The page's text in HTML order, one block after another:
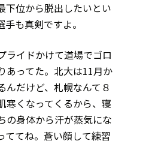
下位から脱出したいとい
も真剣ですよ。
ライドかけて道場でゴロ
あってた。北大は11月か
んだけど、札幌なんて８
寒くなってくるから、寝
の身体から汗が蒸気にな
ててね。蒼い顔して練習